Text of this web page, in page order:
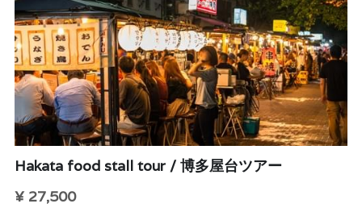
Hakata food stall tour / 博多屋台ツアー
¥ 27,500